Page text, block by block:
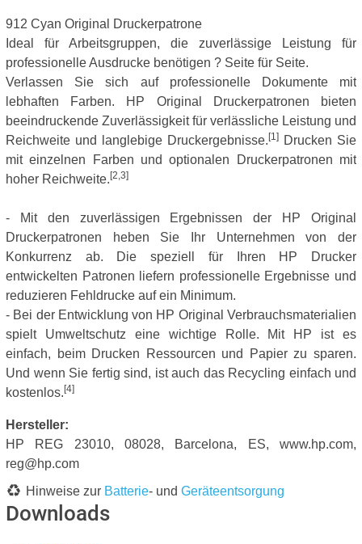
912 Cyan Original Druckerpatrone
Ideal für Arbeitsgruppen, die zuverlässige Leistung für
professionelle Ausdrucke benötigen ? Seite für Seite.
Verlassen Sie sich auf professionelle Dokumente mit
lebhaften Farben. HP Original Druckerpatronen bieten
beeindruckende Zuverlässigkeit für verlässliche Leistung und
Reichweite und langlebige Druckergebnisse. [1]
Drucken Sie
mit einzelnen Farben und optionalen Druckerpatronen mit
hoher Reichweite. [2,3]
- Mit den zuverlässigen Ergebnissen der HP Original
Druckerpatronen heben Sie Ihr Unternehmen von der
Konkurrenz ab. Die speziell für Ihren HP Drucker
entwickelten Patronen liefern professionelle Ergebnisse und
reduzieren Fehldrucke auf ein Minimum.
- Bei der Entwicklung von HP Original Verbrauchsmaterialien
spielt Umweltschutz eine wichtige Rolle. Mit HP ist es
einfach, beim Drucken Ressourcen und Papier zu sparen.
Und wenn Sie fertig sind, ist auch das Recycling einfach und
kostenlos. [4]
Hersteller:
HP REG 23010, 08028, Barcelona, ES, www.hp.com,
reg@hp.com
Hinweise zur Batterie- und Geräteentsorgung
Downloads